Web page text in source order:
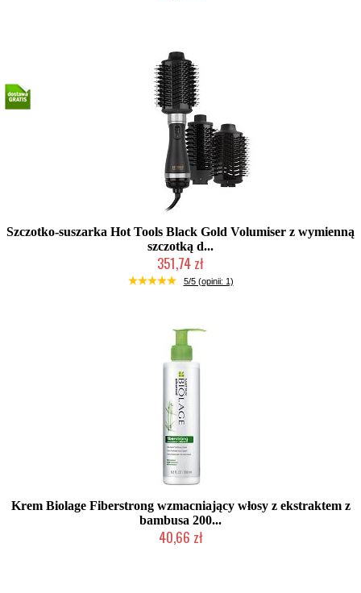
Szczotko-suszarka Hot Tools Black Gold Volumiser z wymienną
szczotką d...
351,74 zł
Duża ilość (wysyłka w 24h)
5/5 (opinii: 1)
Krem Biolage Fiberstrong wzmacniający włosy z ekstraktem z
bambusa 200...
40,66 zł